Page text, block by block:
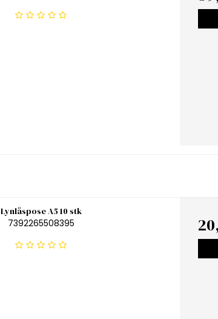
Lynlåspose A5 10 stk
7392265508395